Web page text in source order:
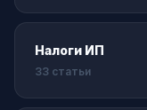
Налоги ИП
33 статьи